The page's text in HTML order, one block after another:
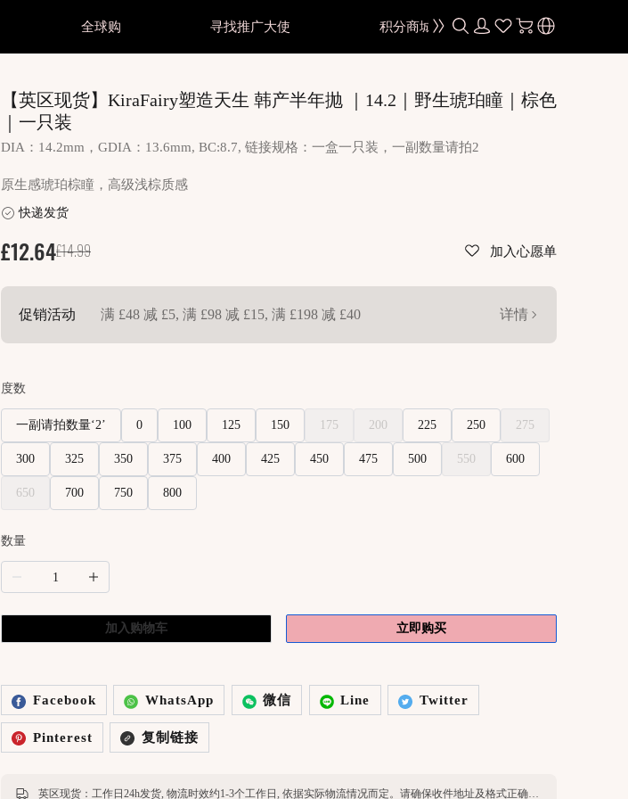
美瞳所有商品
日抛 1 Day
黑色
美瞳所有商品
日抛 1 Day
黑色
全球购 寻找推广大使 积分商城
【英区现货】KiraFairy塑造天生 韩产半年抛 ｜14.2｜野生琥珀瞳｜棕色
｜一只装
DIA：14.2mm，GDIA：13.6mm, BC:8.7, 链接规格：一盒一只装，一副数量请拍2
原生感琥珀棕瞳，高级浅棕质感
快递发货
£12.64£14.99 加入心愿单
促销活动 满 £48 减 £5, 满 £98 减 £15, 满 £198 减 £40 详情
度数
一副请拍数量‘2’ 0 100 125 150 175 200 225 250 275
300 325 350 375 400 425 450 475 500 550 600
650 700 750 800
数量
加入购物车 立即购买
Facebook WhatsApp 微信 Line Twitter
Pinterest 复制链接
英区现货：工作日24h发货, 物流时效约1-3个工作日, 依据实际物流情况而定。请确保收件地址及格式正确，收件人名字与公寓注册一致，可正常签收。